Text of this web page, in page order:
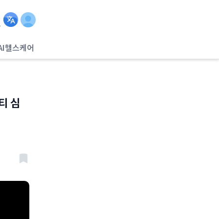
헬스케어
심